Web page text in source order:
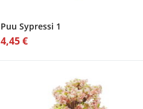
Puu Sypressi 1
4,45 €